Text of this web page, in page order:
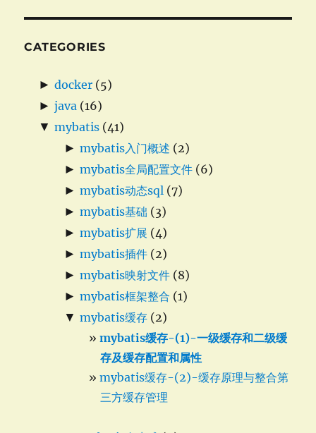
CATEGORIES
► docker (5)
► java (16)
▼ mybatis (41)
► mybatis入门概述 (2)
► mybatis全局配置文件 (6)
► mybatis动态sql (7)
► mybatis基础 (3)
► mybatis扩展 (4)
► mybatis插件 (2)
► mybatis映射文件 (8)
► mybatis框架整合 (1)
▼ mybatis缓存 (2)
mybatis缓存-(1)-一级缓存和二级缓
存及缓存配置和属性
mybatis缓存-(2)-缓存原理与整合第
三方缓存管理